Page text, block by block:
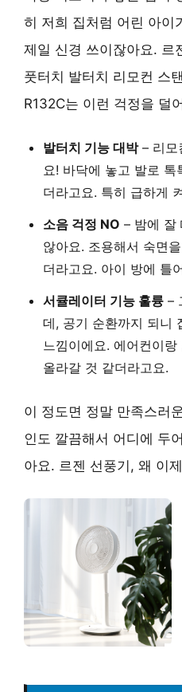
히 저희 집처럼 어린 아이
제일 신경 쓰이잖아요. 르
풋터치 발터치 리모컨 스
R132C는 이런 걱정을 덜
발터치 기능 대박– 리모
요! 바닥에 놓고 발로
더라고요. 특히 급하게
소음 걱정 NO – 밤에 잘
않아요. 조용해서 숙면
더라고요. 아이 방에 틀
서큘레이터 기능 훌륭 –
데, 공기 순환까지 되니
느낌이에요. 에어컨이
올라갈 것 같더라고요.
이 정도면 정말 만족스러
인도 깔끔해서 어디에 두
아요. 르젠 선풍기, 왜 이